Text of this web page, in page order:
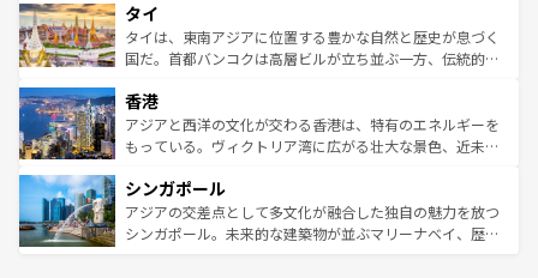
リティに包まれながら、韓国の多彩な魅力を心ゆくまで味
わってみてほしい。 なお、新着の韓国情報はコンテンツ一
覧を参照してほしい。
急速な発展と共に伝統が息づく。ハノイの古い町並みやホ
ーチミン市のフランス統治時代の建物も、独特の雰囲気を
醸し出している。また、バラエティの豊かさとおいしさで
とつ。フォーやバインミー、ベトナムコーヒーなどは、ぜ
ひ現地で味わいたい。どの地域を訪れてもあたたかい人々
が旅行者を迎えてくれるので、きっと忘れられない旅にな
参照してほしい。
タイ
タイは、東南アジアに位置する豊かな自然と歴史が息づく
国だ。首都バンコクは高層ビルが立ち並ぶ一方、伝統的な
の活気が交差している。北部ではチェンマイなどの山岳地
帯で自然と触れ合い、南部ではプーケットやクラビの美し
いビーチでリゾート気分を楽しむことができる。タイ料理
激する。気候は一年中温暖で、どの季節にも異なる楽しみ
が待っている。親しみやすいタイの人々、仏教を中心とし
た文化、そして多様な観光資源が、訪れる旅人を魅了し続
香港
アジアと西洋の文化が交わる香港は、特有のエネルギーを
もっている。ヴィクトリア湾に広がる壮大な景色、近未来
み、どこを訪れても感動するはず。観光スポットが密集し
ており、効率よく見どころを回れるのも魅力。息をのむよ
うな絶景から文化的な体験まで、香港を存分に楽しみ尽く
シンガポール
アジアの交差点として多文化が融合した独自の魅力を放つ
シンガポール。未来的な建築物が並ぶマリーナベイ、歴史